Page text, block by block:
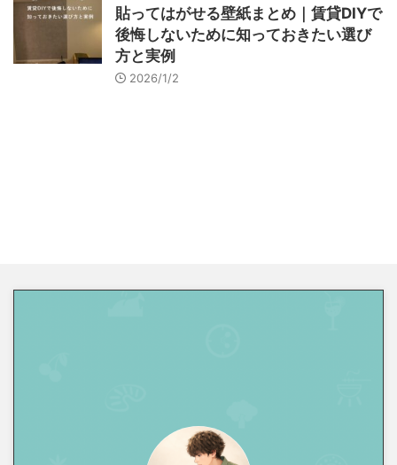
貼ってはがせる壁紙まとめ｜賃貸DIYで
後悔しないために知っておきたい選び
方と実例
2026/1/2